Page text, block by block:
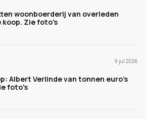
woonboerderij van overleden
koop. Zie foto's
9 jul 2026
Albert Verlinde van tonnen euro's
foto's